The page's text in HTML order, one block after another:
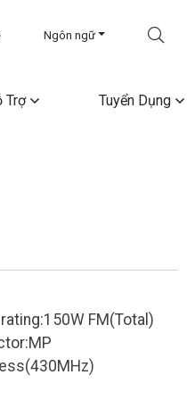
Ngôn ngữ
Trợ Tuyển Dụng
FM(Total)